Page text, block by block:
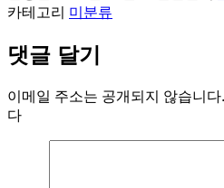
카테고리 미분류
댓글 달기
이메일 주소는 공개되지 않습니다.
다